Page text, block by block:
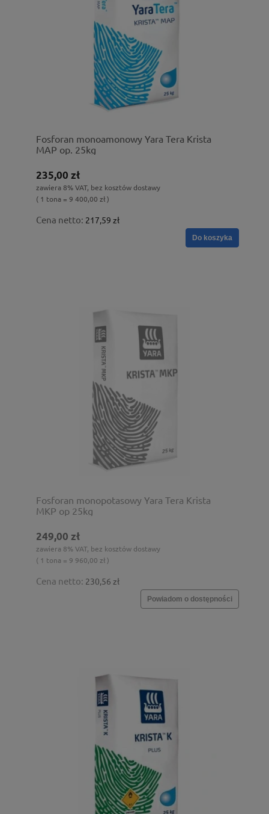
Fosforan monoamonowy Yara Tera Krista
MAP op. 25kg
235,00 zł
zawiera 8% VAT, bez kosztów dostawy
( 1 tona = 9 400,00 zł )
Cena netto: 217,59 zł
Do koszyka
Fosforan monopotasowy Yara Tera Krista
MKP op 25kg
249,00 zł
zawiera 8% VAT, bez kosztów dostawy
( 1 tona = 9 960,00 zł )
Cena netto: 230,56 zł
Powiadom o dostępności